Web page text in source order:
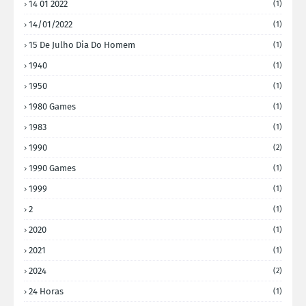
14 01 2022 (1)
14/01/2022 (1)
15 De Julho Dia Do Homem (1)
1940 (1)
1950 (1)
1980 Games (1)
1983 (1)
1990 (2)
1990 Games (1)
1999 (1)
2 (1)
2020 (1)
2021 (1)
2024 (2)
24 Horas (1)